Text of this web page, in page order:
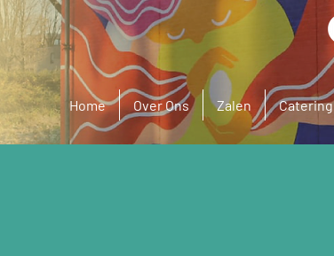
Home Over Ons Zalen Catering